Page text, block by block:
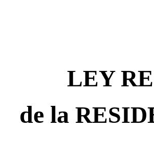
LEY
de la